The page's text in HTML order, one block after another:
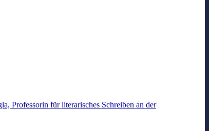
Professorin für literarisches Schreiben an der